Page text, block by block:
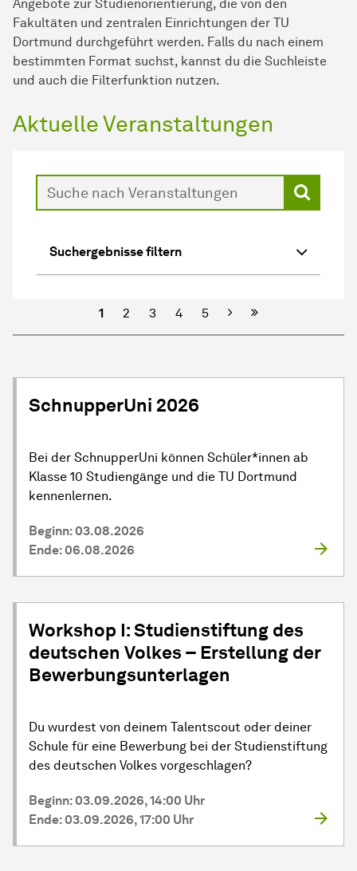
Angebote zur Studienorientierung, die von den
Fakultäten und zentralen Einrichtungen der TU
Dortmund durchgeführt werden. Falls du nach einem
bestimmten Format suchst, kannst du die Suchleiste
und auch die Filterfunktion nutzen.
Aktuelle Veranstaltungen
Suchergebnisse filtern
Events
zeigen
1 2 3 4 5 NächsteLetzte Seite
SchnupperUni 2026
Bei der SchnupperUni können Schüler*innen ab
Klasse 10 Studiengänge und die TU Dortmund
kennenlernen.
Beginn: 03.08.2026
Ende: 06.08.2026
Workshop I: Studienstiftung des
deutschen Volkes – Erstellung der
Bewerbungsunterlagen
Du wurdest von deinem Talentscout oder deiner
Schule für eine Bewerbung bei der Studienstiftung
des deutschen Volkes vorgeschlagen?
Beginn: 03.09.2026, 14:00 Uhr
Ende: 03.09.2026, 17:00 Uhr